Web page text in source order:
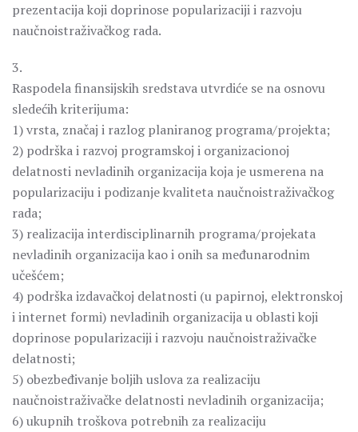
prezentacija koji doprinose popularizaciji i razvoju
naučnoistraživačkog rada.
3.
Raspodela finansijskih sredstava utvrdiće se na osnovu
sledećih kriterijuma:
1) vrsta, značaj i razlog planiranog programa/projekta;
2) podrška i razvoj programskoj i organizacionoj
delatnosti nevladinih organizacija koja je usmerena na
popularizaciju i podizanje kvaliteta naučnoistraživačkog
rada;
3) realizacija interdisciplinarnih programa/projekata
nevladinih organizacija kao i onih sa međunarodnim
učešćem;
4) podrška izdavačkoj delatnosti (u papirnoj, elektronskoj
i internet formi) nevladinih organizacija u oblasti koji
doprinose popularizaciji i razvoju naučnoistraživačke
delatnosti;
5) obezbeđivanje boljih uslova za realizaciju
naučnoistraživačke delatnosti nevladinih organizacija;
6) ukupnih troškova potrebnih za realizaciju